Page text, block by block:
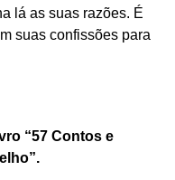
lá as suas razões. É
suas confissões para
“57 Contos e